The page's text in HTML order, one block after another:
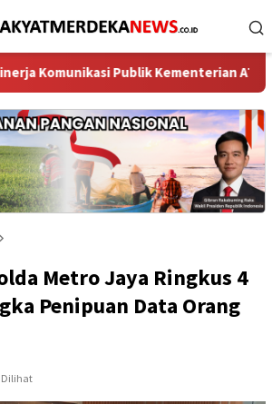
Publik Kementerian ATR/BPN Kembali
Metro Jaya Ringkus 4
Penipuan Data Orang
Dilihat